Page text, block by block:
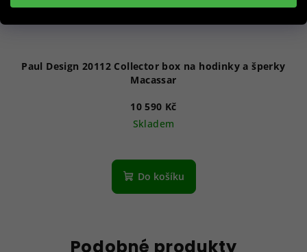
Paul Design 20112 Collector box na hodinky a šperky
Macassar
10 590 Kč
Skladem
Do košíku
Podobné produkty